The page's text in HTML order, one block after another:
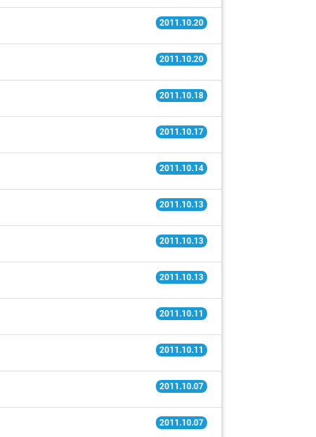
2011.10.20
2011.10.20
2011.10.18
2011.10.17
2011.10.14
2011.10.13
2011.10.13
2011.10.13
2011.10.11
2011.10.11
2011.10.07
2011.10.07